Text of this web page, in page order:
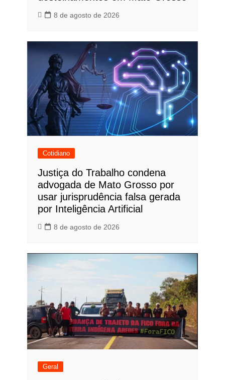
8 de agosto de 2026
Cotidiano
Justiça do Trabalho condena
advogada de Mato Grosso por
usar jurisprudência falsa gerada
por Inteligência Artificial
8 de agosto de 2026
Geral